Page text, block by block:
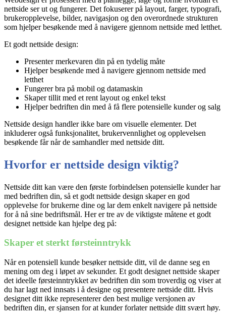
nettside ser ut og fungerer. Det fokuserer på layout, farger, typografi,
brukeropplevelse, bilder, navigasjon og den overordnede strukturen
som hjelper besøkende med å navigere gjennom nettside med letthet.
Et godt nettside design:
Presenter merkevaren din på en tydelig måte
Hjelper besøkende med å navigere gjennom nettside med
letthet
Fungerer bra på mobil og datamaskin
Skaper tillit med et rent layout og enkel tekst
Hjelper bedriften din med å få flere potensielle kunder og salg
Nettside design handler ikke bare om visuelle elementer. Det
inkluderer også funksjonalitet, brukervennlighet og opplevelsen
besøkende får når de samhandler med nettside ditt.
Hvorfor er nettside design viktig?
Nettside ditt kan være den første forbindelsen potensielle kunder har
med bedriften din, så et godt nettside design skaper en god
opplevelse for brukerne dine og lar dem enkelt navigere på nettside
for å nå sine bedriftsmål. Her er tre av de viktigste måtene et godt
designet nettside kan hjelpe deg på:
Skaper et sterkt førsteinntrykk
Når en potensiell kunde besøkernettside ditt, vil de danne seg en
mening om deg i løpet av sekunder. Et godt designet nettside skaper
det ideelle førsteinntrykket av bedriften din som troverdig og viser at
du har lagt ned innsats i å designe og presentere nettside ditt. Hvis
designet ditt ikke representerer den best mulige versjonen av
bedriften din, er sjansen for at kunder forlaternettside ditt svært høy.